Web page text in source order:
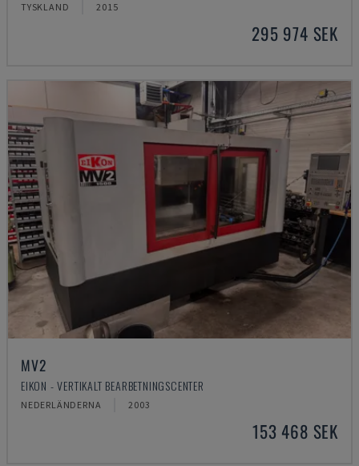
TYSKLAND 2015
295 974 SEK
MV2
EIKON - VERTIKALT BEARBETNINGSCENTER
NEDERLÄNDERNA 2003
153 468 SEK